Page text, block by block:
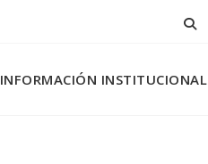
INFORMACIÓN INSTITUCIONAL